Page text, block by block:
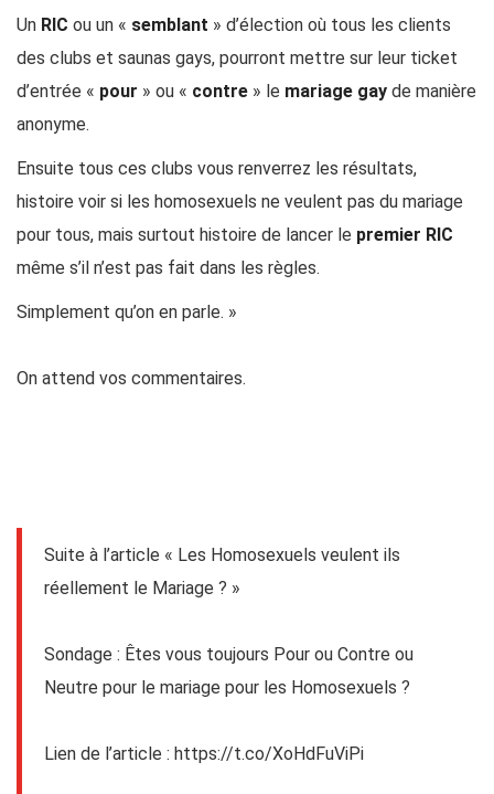
Un RIC ou un « semblant » d’élection où tous les clients
des clubs et saunas gays, pourront mettre sur leur ticket
d’entrée « pour » ou « contre » le mariage gay de manière
anonyme.
Ensuite tous ces clubs vous renverrez les résultats,
histoire voir si les homosexuels ne veulent pas du mariage
pour tous, mais surtout histoire de lancer le premier RIC
même s’il n’est pas fait dans les règles.
Simplement qu’on en parle. »
On attend vos commentaires.
Suite à l’article « Les Homosexuels veulent ils
réellement le Mariage ? »
Sondage : Êtes vous toujours Pour ou Contre ou
Neutre pour le mariage pour les Homosexuels ?
Lien de l’article : https://t.co/XoHdFuViPi